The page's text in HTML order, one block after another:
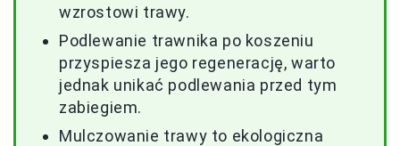
wzrostowi trawy.
Podlewanie trawnika po koszeniu
przyspiesza jego regenerację, warto
jednak unikać podlewania przed tym
zabiegiem.
Mulczowanie trawy to ekologiczna